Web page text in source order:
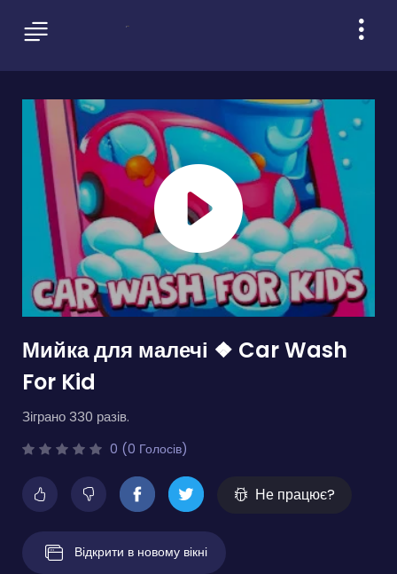
Мийка для малечі ❖ Car Wash
For Kid
Зіграно 330 разів.
0 (0 Голосів)
Не працює?
Відкрити в новому вікні